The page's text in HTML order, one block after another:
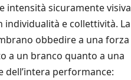
intensità sicuramente visiva
e collettività. La
obbedire a una forza
a un branco quanto a una
dell’intera performance: